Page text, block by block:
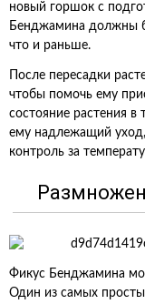
новый горшок с
Бенджамина должны
что и раньше.
После пересадки
чтобы помочь ему
состояние растения в
ему надлежащий
контроль за
Фикус Бенджамина
Один из самых